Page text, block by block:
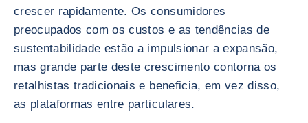
crescer rapidamente. Os consumidores
preocupados com os custos e as tendências de
sustentabilidade estão a impulsionar a expansão,
mas grande parte deste crescimento contorna os
retalhistas tradicionais e beneficia, em vez disso,
as plataformas entre particulares.